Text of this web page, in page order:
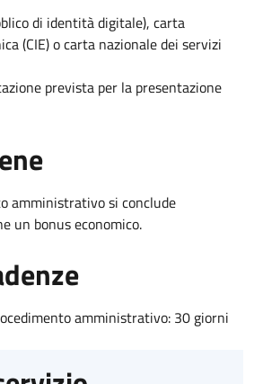
di identità digitale), carta
(CIE) o carta nazionale dei servizi
prevista per la presentazione
amministrativo si conclude
un bonus economico.
amministrativo: 30 giorni